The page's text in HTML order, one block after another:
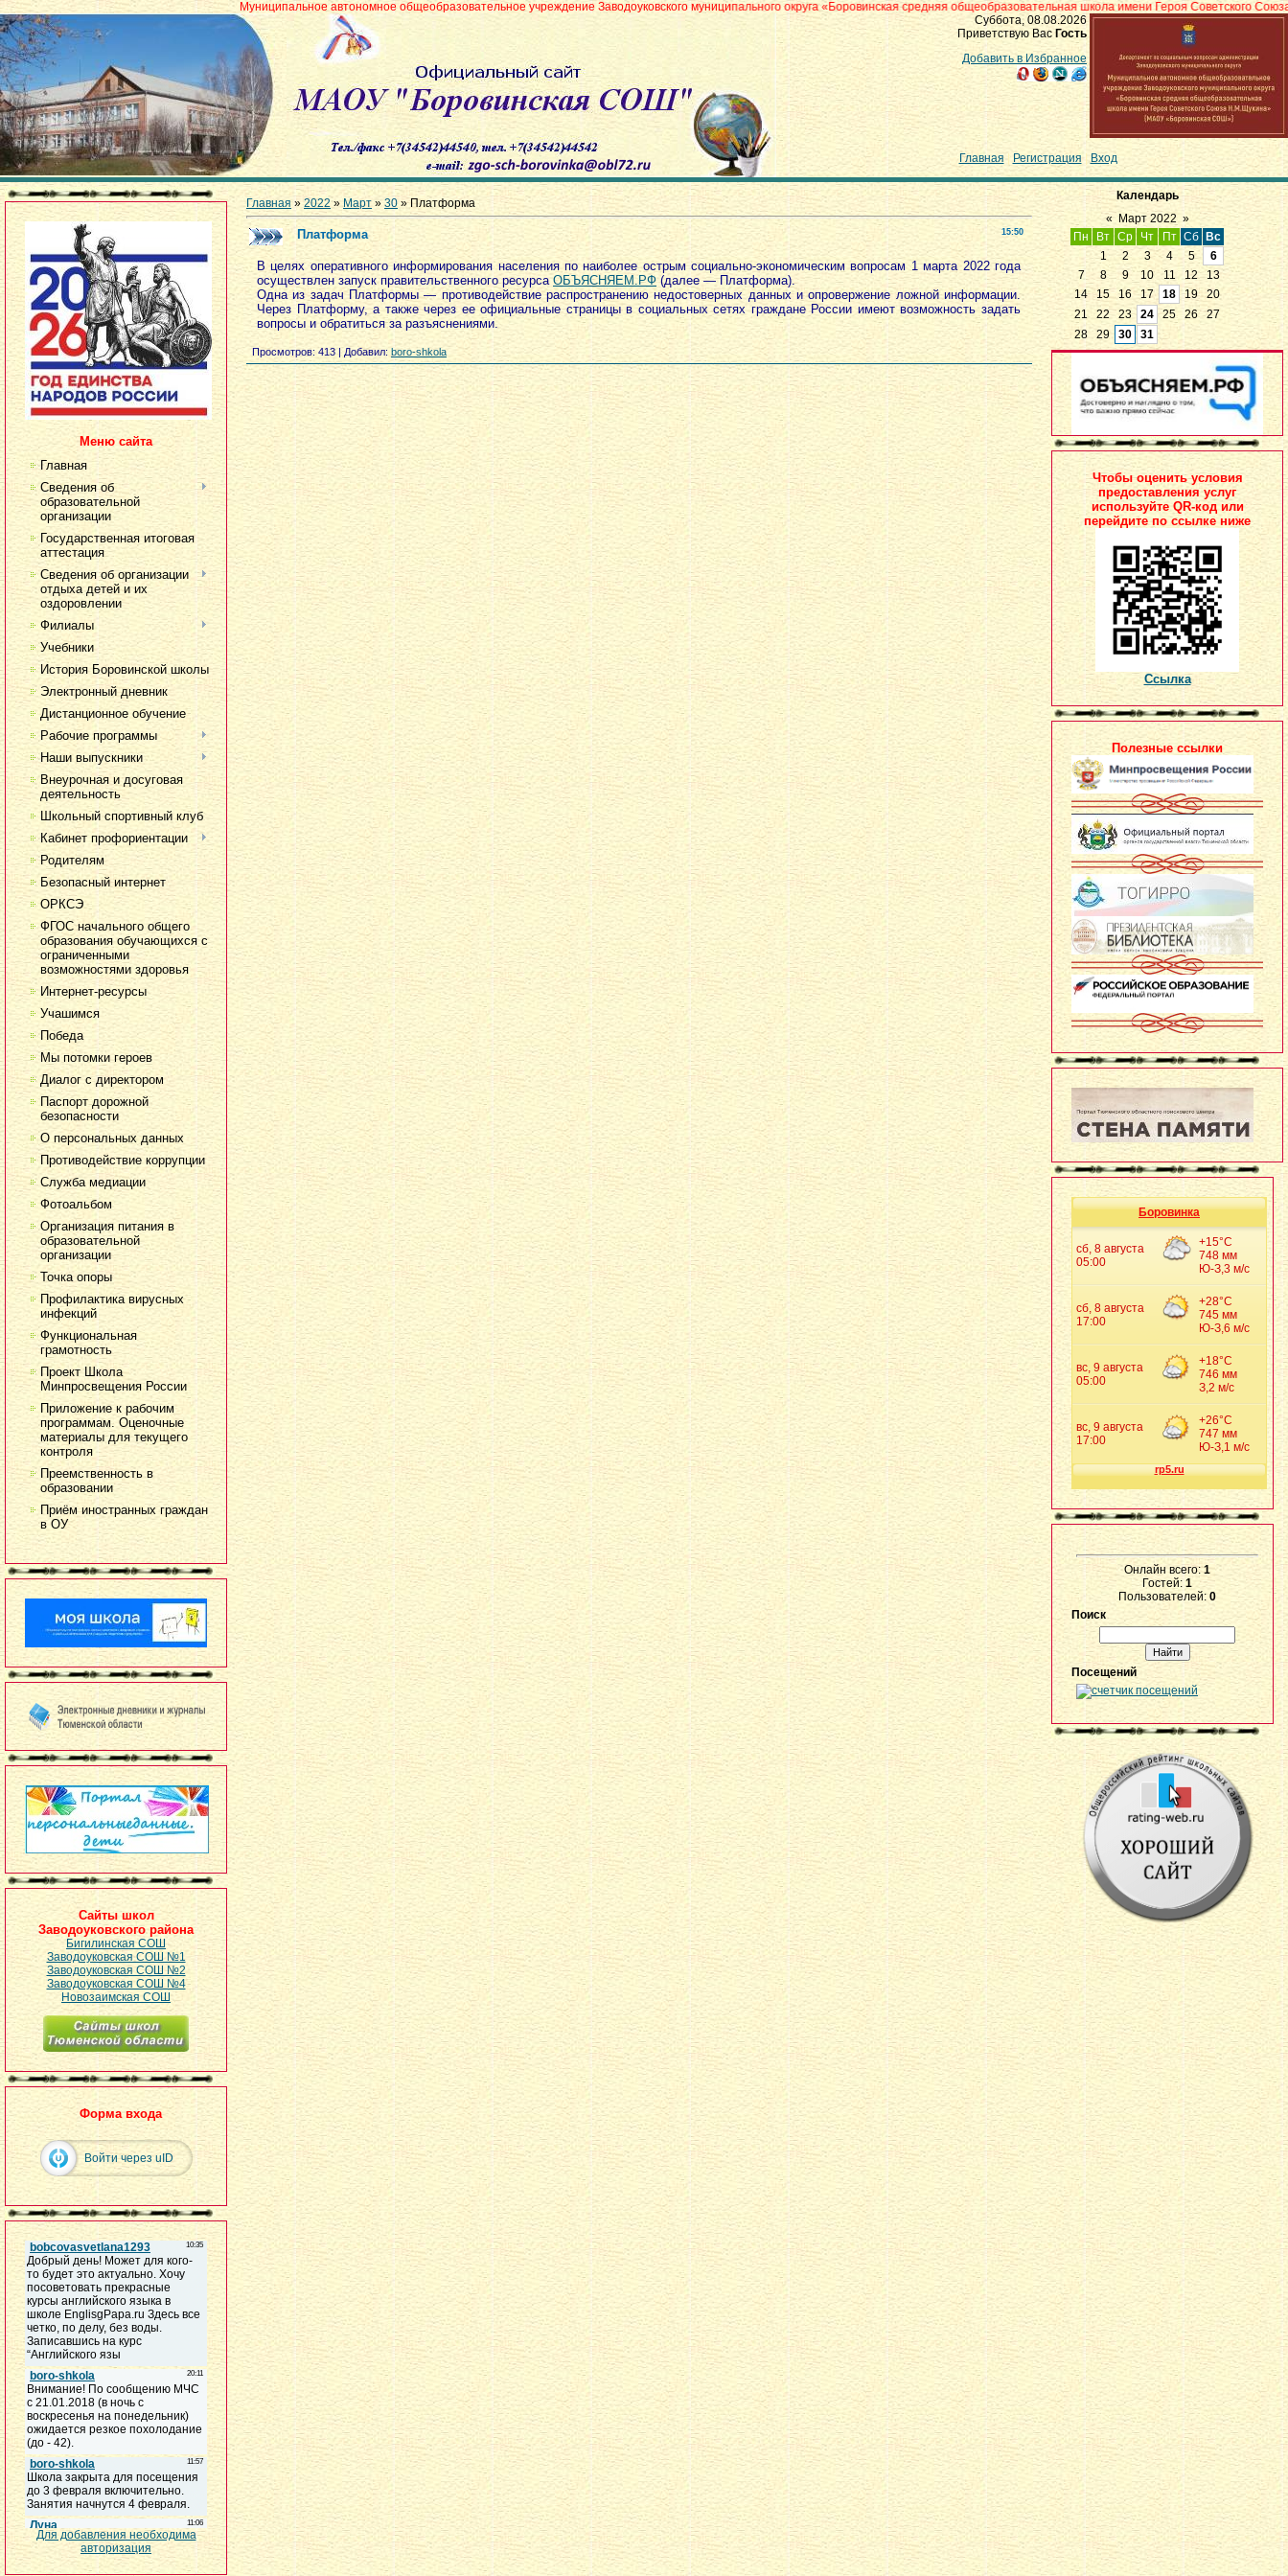
Муниципальное автономное общеобразовательное учреждение Заводоуковского муниципального округа «Боровинская средняя общеобразовательная школа имени Героя Советского Союза
Суббота, 08.08.2026
Приветствую Вас Гость
Добавить в Избранное
Главная Регистрация Вход
Меню сайта
Главная
Сведения об
образовательной
организации
Государственная итоговая
аттестация
Сведения об организации
отдыха детей и их
оздоровлении
Филиалы
Учебники
История Боровинской школы
Электронный дневник
Дистанционное обучение
Рабочие программы
Наши выпускники
Внеурочная и досуговая
деятельность
Школьный спортивный клуб
Кабинет профориентации
Родителям
Безопасный интернет
ОРКСЭ
ФГОС начального общего
образования обучающихся с
ограниченными
возможностями здоровья
Интернет-ресурсы
Учашимся
Победа
Мы потомки героев
Диалог с директором
Паспорт дорожной
безопасности
О персональных данных
Противодействие коррупции
Служба медиации
Фотоальбом
Организация питания в
образовательной
организации
Точка опоры
Профилактика вирусных
инфекций
Функциональная
грамотность
Проект Школа
Минпросвещения России
Приложение к рабочим
программам. Оценочные
материалы для текущего
контроля
Преемственность в
образовании
Приём иностранных граждан
в ОУ
Сайты школ
Заводоуковского района
Бигилинская СОШ
Заводоуковская СОШ №1
Заводоуковская СОШ №2
Заводоуковская СОШ №4
Новозаимская СОШ
Форма входа
Войти через uID
Для добавления необходима
авторизация
Главная » 2022 » Март » 30 » Платформа
15:50
Платформа
В целях оперативного информирования населения по наиболее острым социально-экономическим вопросам 1 марта 2022 года
осуществлен запуск правительственного ресурса ОБЪЯСНЯЕМ.РФ (далее — Платформа).
Одна из задач Платформы — противодействие распространению недостоверных данных и опровержение ложной информации.
Через Платформу, а также через ее официальные страницы в социальных сетях граждане России имеют возможность задать
вопросы и обратиться за разъяснениями.
Просмотров: 413 |Добавил: boro-shkola
Календарь
«
Март 2022 »
Пн
Вт Ср Чт Пт Сб
Вс
1
2 3 4 5
6
7
8 9 10 11 12
13
14
15 16 17 18 19
20
21
22 23 24 25 26
27
28
29 30 31
Чтобы оценить условия
предоставления услуг
используйте QR-код или
перейдите по ссылке ниже
Ссылка
Полезные ссылки
Боровинка
Онлайн всего:1
Гостей: 1
Пользователей: 0
Поиск
Посещений